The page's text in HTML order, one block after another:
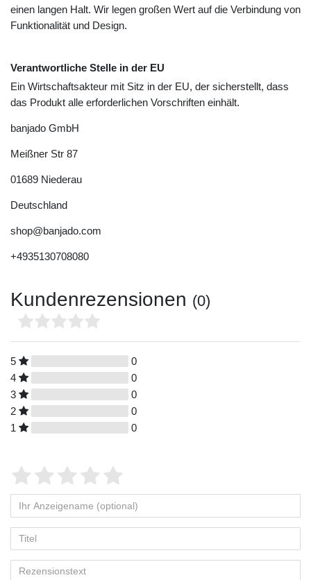
einen langen Halt. Wir legen großen Wert auf die Verbindung von
Funktionalität und Design.
Verantwortliche Stelle in der EU
Ein Wirtschaftsakteur mit Sitz in der EU, der sicherstellt, dass
das Produkt alle erforderlichen Vorschriften einhält.
banjado GmbH
Meißner Str 87
01689 Niederau
Deutschland
shop@banjado.com
+4935130708080
Kundenrezensionen (0)
5
0
4
0
3
0
2
0
1
0